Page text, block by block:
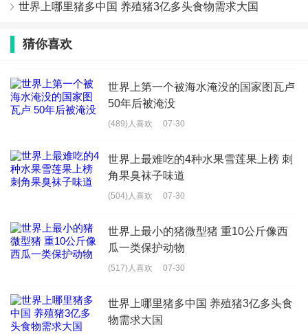
世界上哪里猪多中国 养殖猪3亿多头食物需求大国
猜你喜欢
世界上第一个被海水淹没的国家图瓦卢
50年后被淹没
(489)人喜欢 07-30
世界上最难吃的4种水果雪莲果上榜 刺
角果臭袜子味道
(504)人喜欢 07-30
世界上最小的猪微型猪 重10公斤像西
瓜一类保护动物
(517)人喜欢 07-30
世界上哪里猪多中国 养殖猪3亿多头食
物需求大国